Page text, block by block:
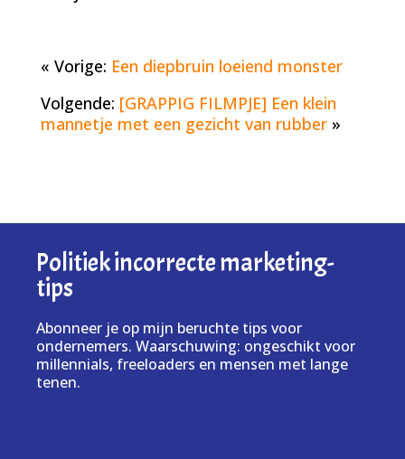
« Vorige: Een diepbruin loeiend monster
Volgende: [GRAPPIG FILMPJE] Een klein
mannetje met een gezicht van rubber»
Politiek incorrecte marketing-
tips
Abonneer je op mijn beruchte tips voor
ondernemers. Waarschuwing: ongeschikt voor
millennials, freeloaders en mensen met lange
tenen.